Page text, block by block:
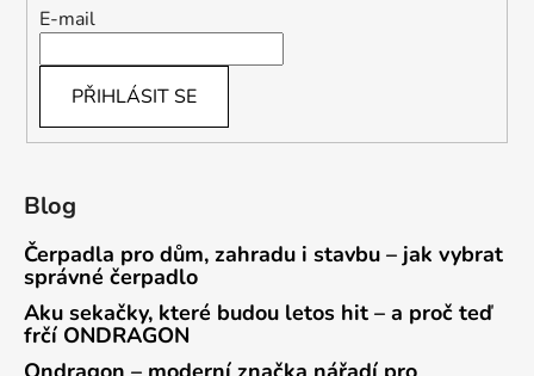
E-mail
PŘIHLÁSIT SE
Blog
Čerpadla pro dům, zahradu i stavbu – jak vybrat
správné čerpadlo
Aku sekačky, které budou letos hit – a proč teď
frčí ONDRAGON